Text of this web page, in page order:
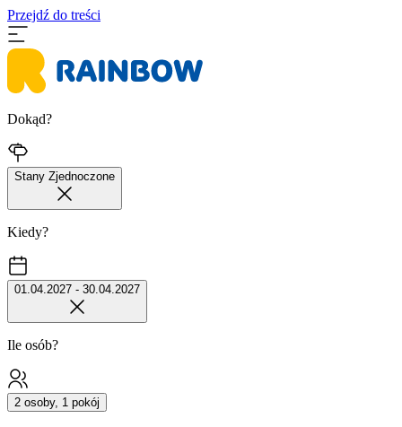
Przejdź do treści
Dokąd?
Stany Zjednoczone
Kiedy?
01.04.2027 - 30.04.2027
Ile osób?
2 osoby, 1 pokój